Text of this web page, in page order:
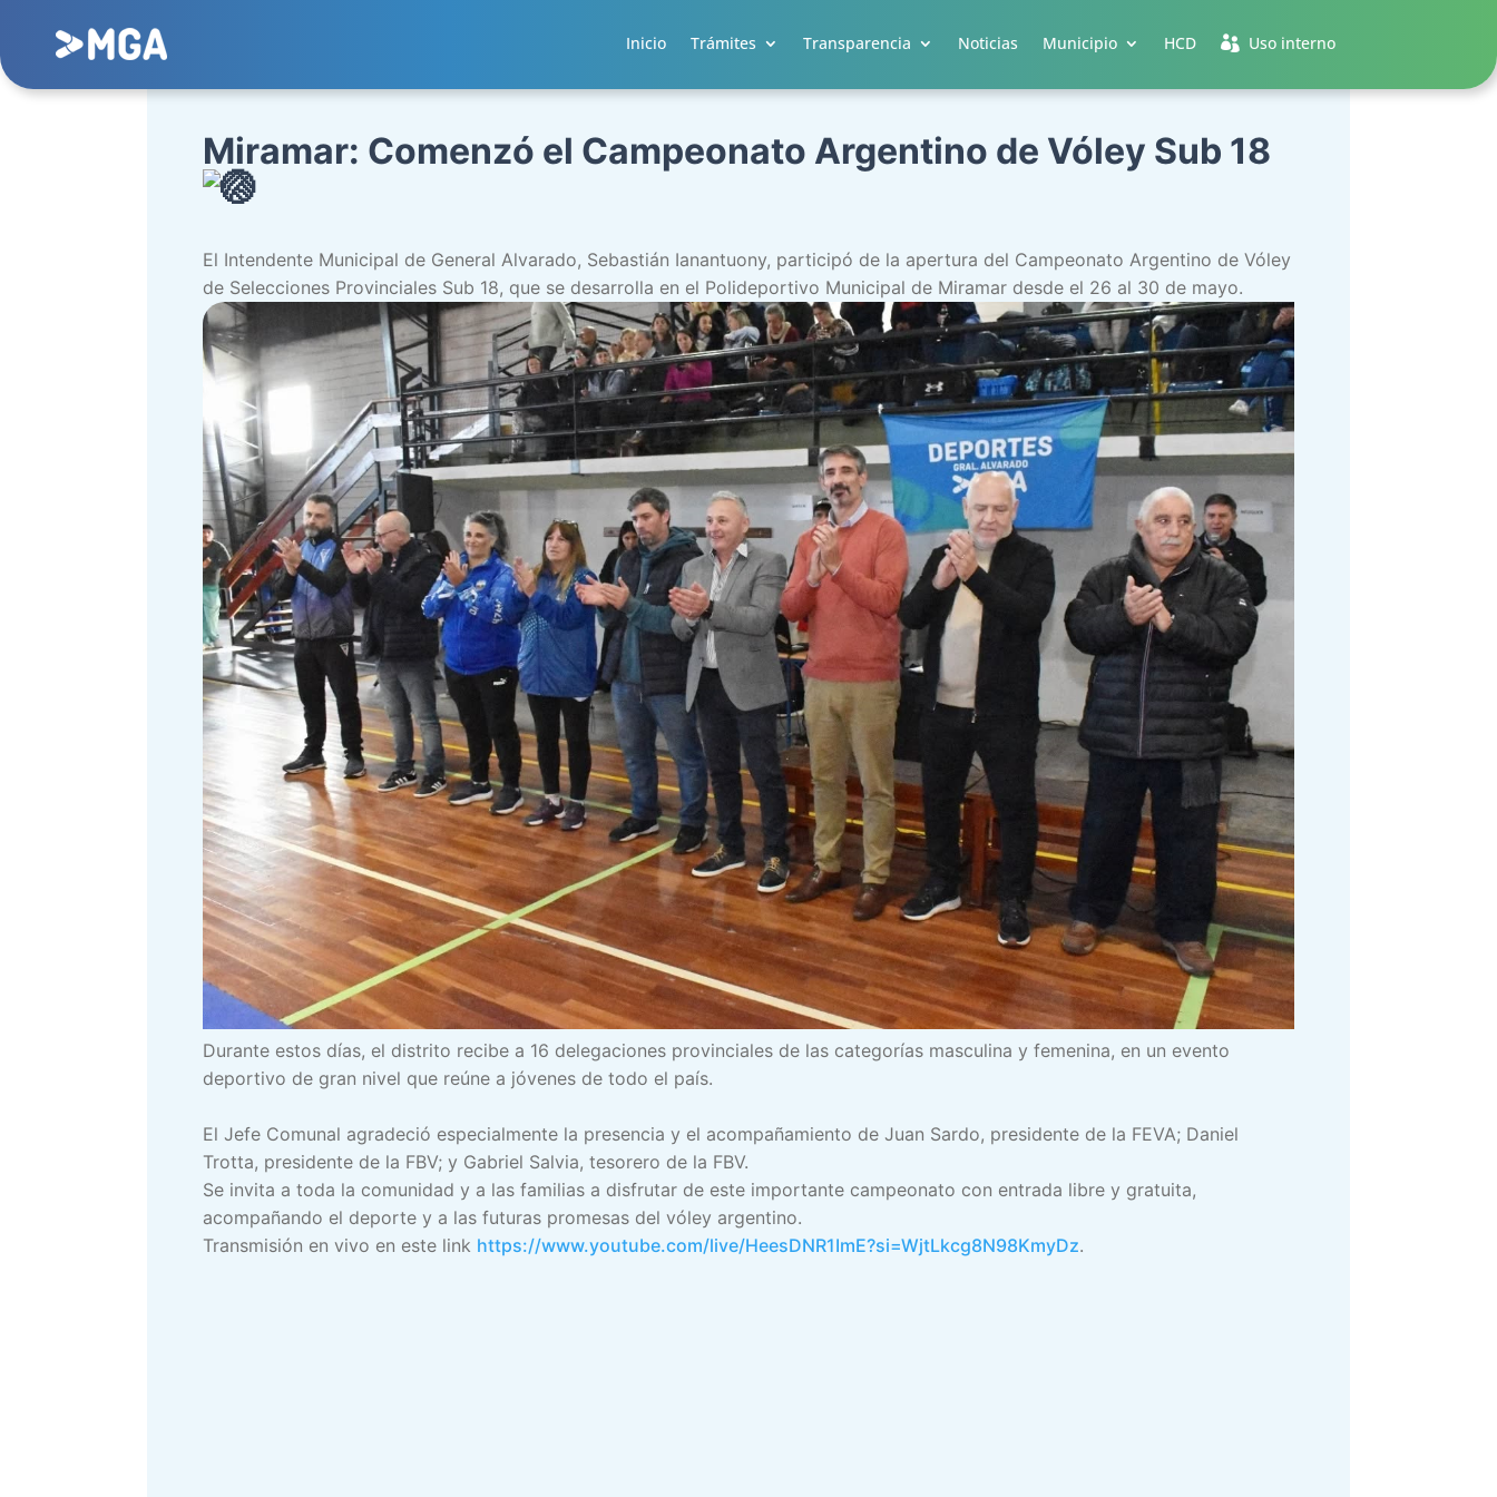
Inicio Trámites Transparencia Noticias Municipio HCD Uso interno
Miramar: Comenzó el Campeonato Argentino de Vóley Sub 18
El Intendente Municipal de General Alvarado, Sebastián Ianantuony, participó de la apertura del Campeonato Argentino de Vóley
de Selecciones Provinciales Sub 18, que se desarrolla en el Polideportivo Municipal de Miramar desde el 26 al 30 de mayo.
Durante estos días, el distrito recibe a 16 delegaciones provinciales de las categorías masculina y femenina, en un evento
deportivo de gran nivel que reúne a jóvenes de todo el país.
El Jefe Comunal agradeció especialmente la presencia y el acompañamiento de Juan Sardo, presidente de la FEVA; Daniel
Trotta, presidente de la FBV; y Gabriel Salvia, tesorero de la FBV.
Se invita a toda la comunidad y a las familias a disfrutar de este importante campeonato con entrada libre y gratuita,
acompañando el deporte y a las futuras promesas del vóley argentino.
Transmisión en vivo en este link https://www.youtube.com/live/HeesDNR1ImE?si=WjtLkcg8N98KmyDz.